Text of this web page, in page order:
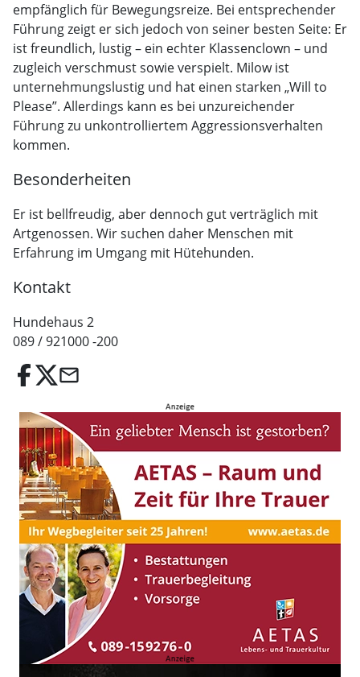
empfänglich für Bewegungsreize. Bei entsprechender
Führung zeigt er sich jedoch von seiner besten Seite: Er
ist freundlich, lustig – ein echter Klassenclown – und
zugleich verschmust sowie verspielt. Milow ist
unternehmungslustig und hat einen starken „Will to
Please”. Allerdings kann es bei unzureichender
Führung zu unkontrolliertem Aggressionsverhalten
kommen.
Besonderheiten
Er ist bellfreudig, aber dennoch gut verträglich mit
Artgenossen. Wir suchen daher Menschen mit
Erfahrung im Umgang mit Hütehunden.
Kontakt
Hundehaus 2
089 / 921000 -200
email